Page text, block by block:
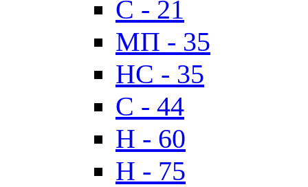
C - 21
МП - 35
HC - 35
C - 44
H - 60
H - 75